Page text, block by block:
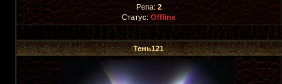
Репа: 2
Статус: Offline
Тень121